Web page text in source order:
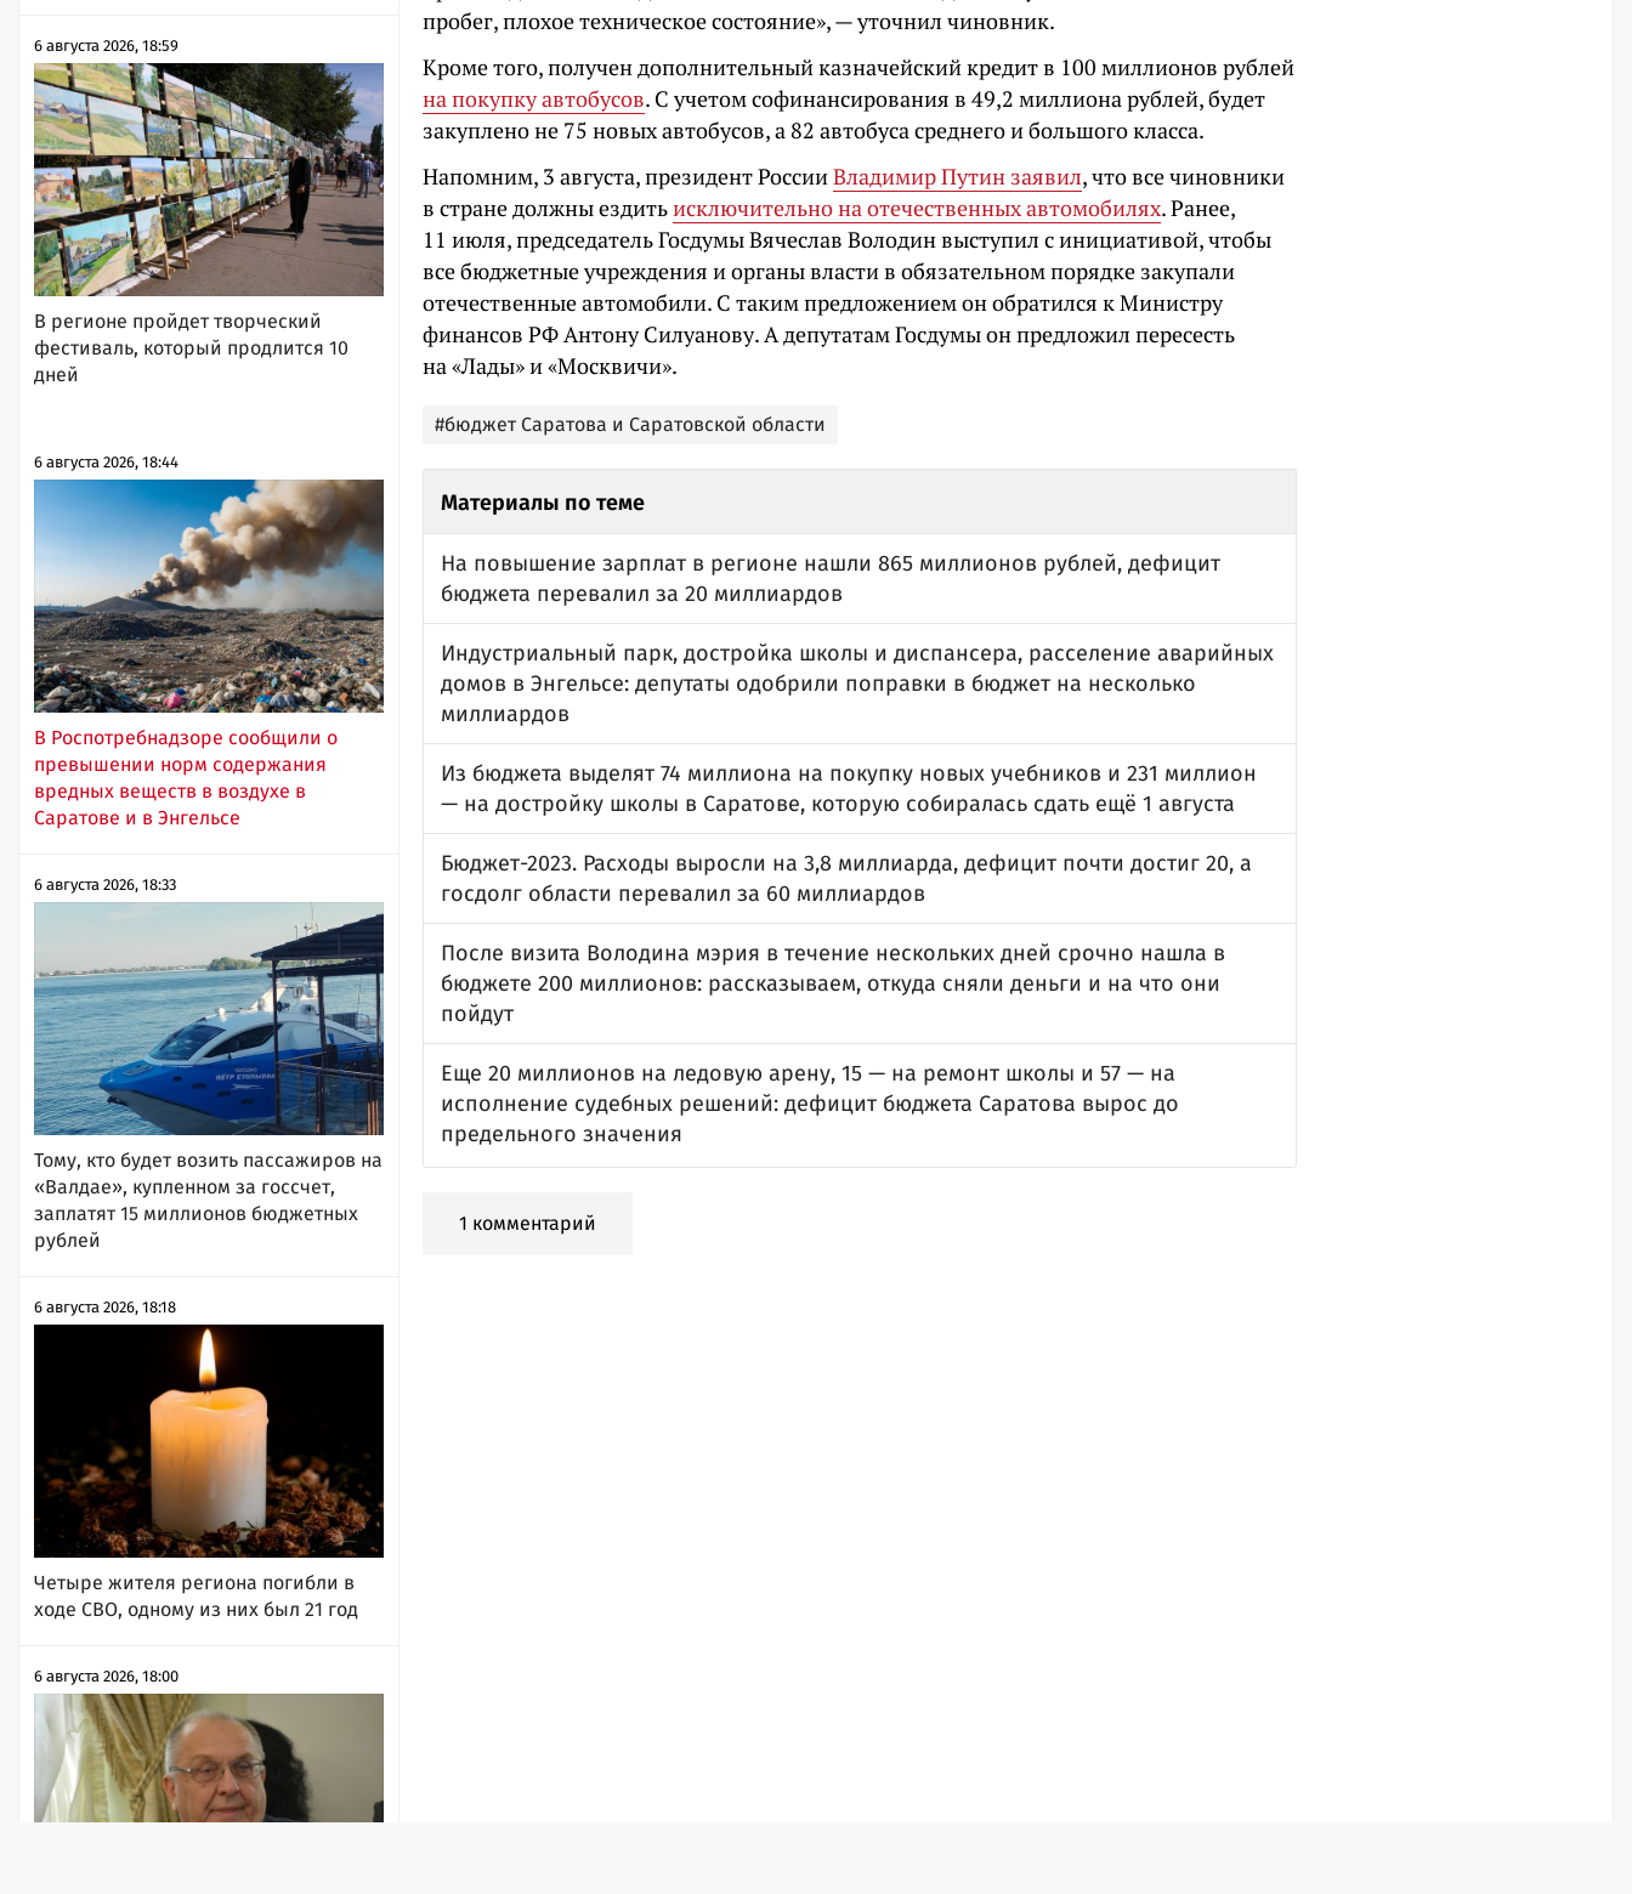
6 августа 2026, 18:59
В регионе пройдет творческий
фестиваль, который продлится 10
дней
6 августа 2026, 18:44
В Роспотребнадзоре сообщили о
превышении норм содержания
вредных веществ в воздухе в
Саратове и в Энгельсе
6 августа 2026, 18:33
Тому, кто будет возить пассажиров на
«Валдае», купленном за госсчет,
заплатят 15 миллионов бюджетных
рублей
6 августа 2026, 18:18
Четыре жителя региона погибли в
ходе СВО, одному из них был 21 год
6 августа 2026, 18:00
пробег, плохое техническое состояние», — уточнил чиновник.
Кроме того, получен дополнительный казначейский кредит в 100 миллионов рублей
на покупку автобусов. С учетомсофинансирования в 49,2 миллиона рублей, будет
закуплено не 75 новых автобусов, а 82 автобуса среднего и большого класса.
Напомним, 3 августа, президент РоссииВладимир Путин заявил, что все чиновники
в стране должны ездитьисключительно на отечественных автомобилях. Ранее,
11 июля, председатель Госдумы Вячеслав Володин выступил с инициативой, чтобы
все бюджетные учреждения и органы власти в обязательном порядке закупали
отечественные автомобили. С таким предложением он обратился к Министру
финансов РФ Антону Силуанову. А депутатам Госдумы он предложил пересесть
на «Лады» и «Москвичи».
#бюджет Саратова и Саратовской области
Материалы по теме
На повышение зарплат в регионе нашли 865 миллионов рублей, дефицит
бюджета перевалил за 20 миллиардов
Индустриальный парк, достройка школы и диспансера, расселение аварийных
домов в Энгельсе: депутаты одобрили поправки в бюджет на несколько
миллиардов
Из бюджета выделят 74 миллиона на покупку новых учебников и 231 миллион
— на достройку школы в Саратове, которую собиралась сдать ещё 1 августа
Бюджет-2023. Расходы выросли на 3,8 миллиарда, дефицит почти достиг 20, а
госдолг области перевалил за 60 миллиардов
После визита Володина мэрия в течение нескольких дней срочно нашла в
бюджете 200 миллионов: рассказываем, откуда сняли деньги и на что они
пойдут
Еще 20 миллионов на ледовую арену, 15 — на ремонт школы и 57 — на
исполнение судебных решений: дефицит бюджета Саратова вырос до
предельного значения
1 комментарий